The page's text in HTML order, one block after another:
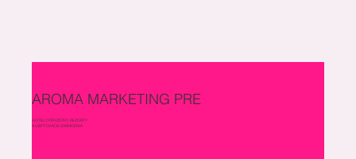
AROMA MARKETING PRE
HOTELY, PENZIÓNY, REZORTY
A UBYTOVACIE ZARIADENIA